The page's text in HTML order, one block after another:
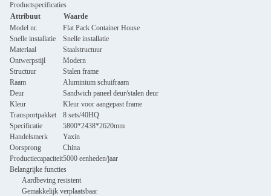
Productspecificaties
Attribuut
Waarde
Model nr.
Flat Pack Container House
Snelle installatie
Snelle installatie
Materiaal
Staalstructuur
Ontwerpstijl
Modern
Structuur
Stalen frame
Raam
Aluminium schuifraam
Deur
Sandwich paneel deur/stalen deur
Kleur
Kleur voor aangepast frame
Transportpakket
8 sets/40HQ
Specificatie
5800*2438*2620mm
Handelsmerk
Yaxin
Oorsprong
China
Productiecapaciteit5000 eenheden/jaar
Belangrijke functies
Aardbeving resistent
Gemakkelijk verplaatsbaar